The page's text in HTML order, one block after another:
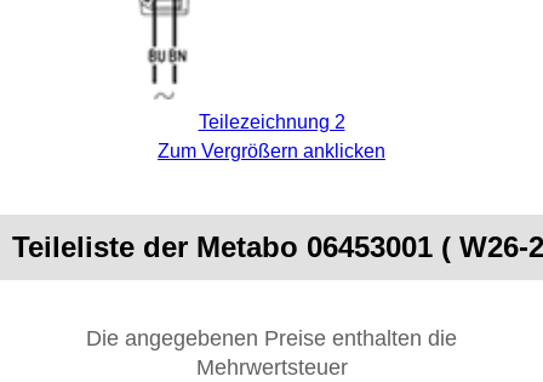
Teilezeichnung 2
Zum Vergrößern anklicken
Teileliste der Metabo 06453001 ( W26-
Die angegebenen Preise enthalten die
Mehrwertsteuer